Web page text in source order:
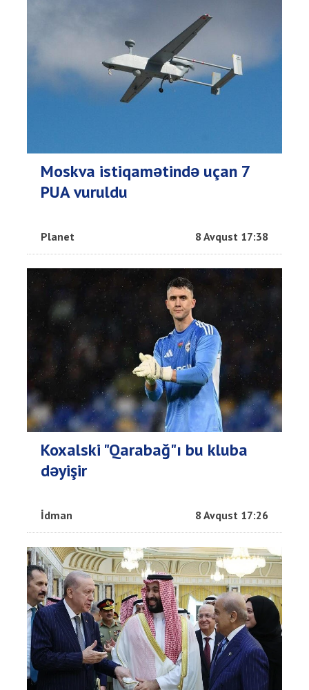
Moskva istiqamətində uçan 7
PUA vuruldu
Planet 8 Avqust 17:38
Koxalski "Qarabağ"ı bu kluba
dəyişir
İdman 8 Avqust 17:26